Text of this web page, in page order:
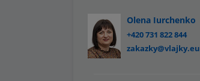
Olena Iurchenko
+420 731 822 844
zakazky@vlajky.eu